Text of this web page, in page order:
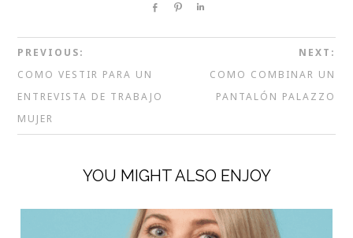
Share Pin
PREVIOUS:
COMO VESTIR PARA UN
ENTREVISTA DE TRABAJO
MUJER
NEXT:
COMO COMBINAR UN
PANTALÓN PALAZZO
YOU MIGHT ALSO ENJOY